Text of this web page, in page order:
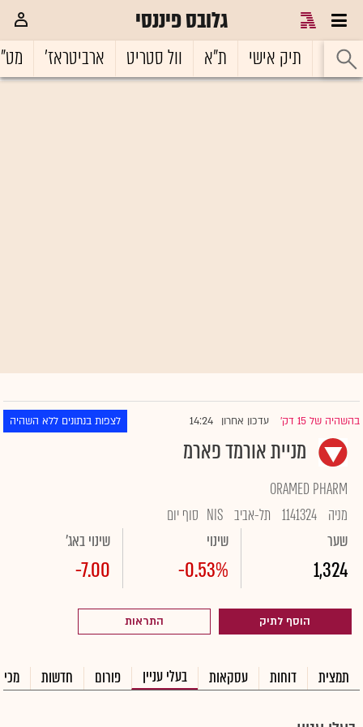
גלובס פיננסי
ראשי תיק אישי ת"א וול סטריט ארביטראז'
בהשהיה של 15 דק' |עדכון אחרון 14:24 לצפות בנתונים ללא השהיה
מניית אורמד פארמ
ORAMED PHARM
מניה 1141324 תל-אביב NIS סוף יום
שער
1,324
שינוי
-0.53%
שינוי באג'
-7.00
הוסף לתיק התראות
תמצית דוחות עסקאות בעלי עניין פורום חדשות